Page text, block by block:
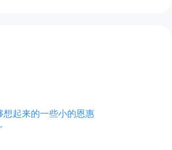
起来的一些小的恩惠